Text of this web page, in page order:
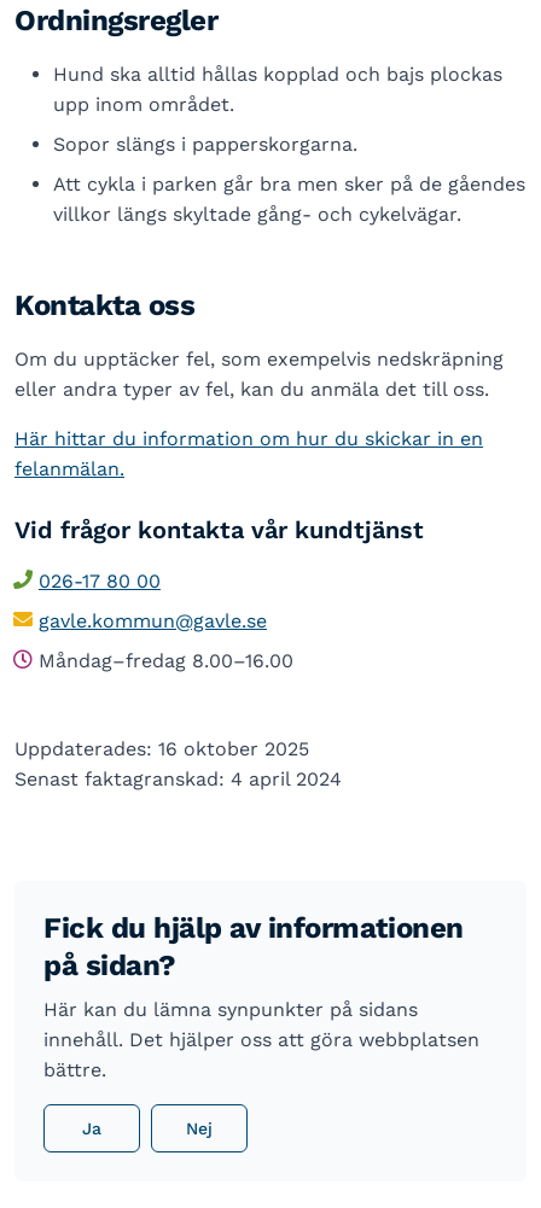
Ordningsregler
Hund ska alltid hållas kopplad och bajs plockas
upp inom området.
Sopor slängs i papperskorgarna.
Att cykla i parken går bra men sker på de gåendes
villkor längs skyltade gång- och cykelvägar.
Kontakta oss
Om du upptäcker fel, som exempelvis nedskräpning
eller andra typer av fel, kan du anmäla det till oss.
Här hittar du information om hur du skickar in en
felanmälan.
Vid frågor kontakta vår kundtjänst
026-17 80 00
gavle.kommun@gavle.se
Måndag–fredag 8.00–16.00
Uppdaterades: 16 oktober 2025
Senast faktagranskad: 4 april 2024
Fick du hjälp av informationen
på sidan?
Här kan du lämna synpunkter på sidans
innehåll. Det hjälper oss att göra webbplatsen
bättre.
Ja Nej